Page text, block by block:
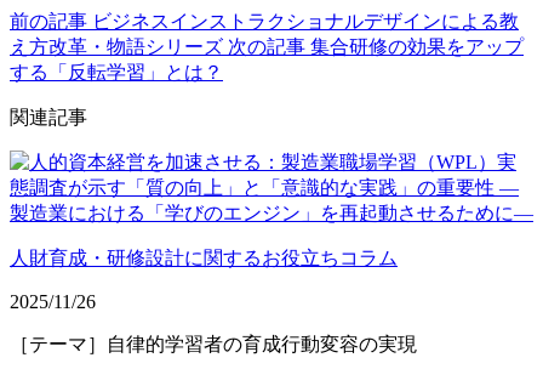
前の記事 ビジネスインストラクショナルデザインによる教
え方改革・物語シリーズ 次の記事 集合研修の効果をアップ
する「反転学習」とは？
関連記事
人財育成・研修設計に関するお役立ちコラム
2025/11/26
［テーマ］自律的学習者の育成行動変容の実現